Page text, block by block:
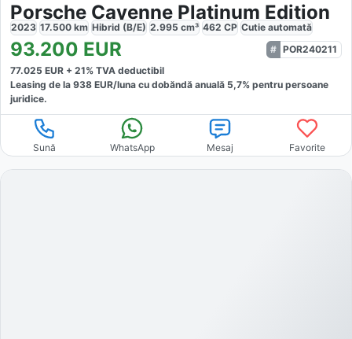
Porsche Cayenne Platinum Edition
2023 17.500 km Hibrid (B/E) 2.995 cm³ 462 CP Cutie automată
93.200 EUR
POR240211
77.025 EUR + 21% TVA deductibil
Leasing de la 938 EUR/luna cu dobăndă anuală 5,7% pentru persoane
juridice.
Sună WhatsApp Mesaj Favorite